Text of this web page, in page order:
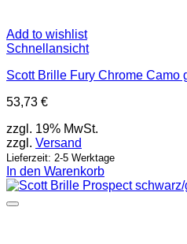
Add to wishlist
Schnellansicht
Scott Brille Fury Chrome Camo
53,73 €
zzgl. 19% MwSt.
zzgl. Versand
Lieferzeit: 2-5 Werktage
In den Warenkorb